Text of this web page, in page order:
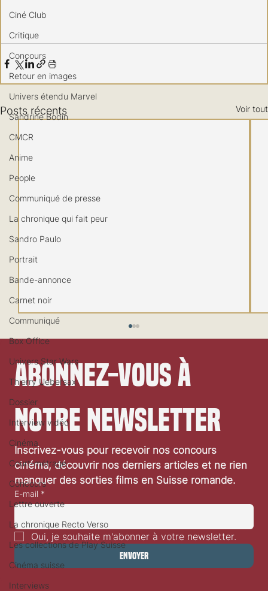
Ciné Club
Critique
Concours
Retour en images
Univers étendu Marvel
Sandrine Bodin
CMCR
Anime
People
Communiqué de presse
La chronique qui fait peur
Sandro Paulo
Portrait
Bande-annonce
Carnet noir
Communiqué
Box Office
Univers Star Wars
Thierry Uebersax
Dossier
Interview vidéo
Cinéma
Court-métrage
Concours
Lettre ouverte
La chronique Recto Verso
Les collections de Play Suisse
Cinéma suisse
Interviews
Posts récents Voir tout
Festival de Locarno 2026: Taxi Driver
Abonnez-vous à
notre newsletter
Inscrivez-vous pour recevoir nos concours
cinéma, découvrir nos derniers articles et ne rien
manquer des sorties films en Suisse romande.
E-mail *
Oui, je souhaite m'abonner à votre newsletter.
Envoyer